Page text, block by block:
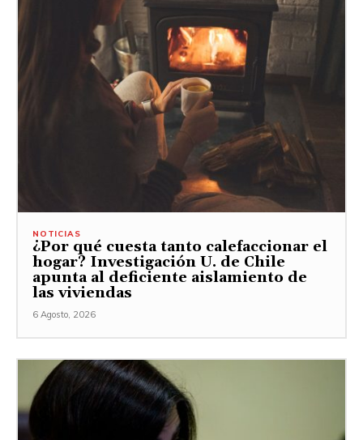
NOTICIAS
¿Por qué cuesta tanto calefaccionar el
hogar? Investigación U. de Chile
apunta al deficiente aislamiento de
las viviendas
6 Agosto, 2026